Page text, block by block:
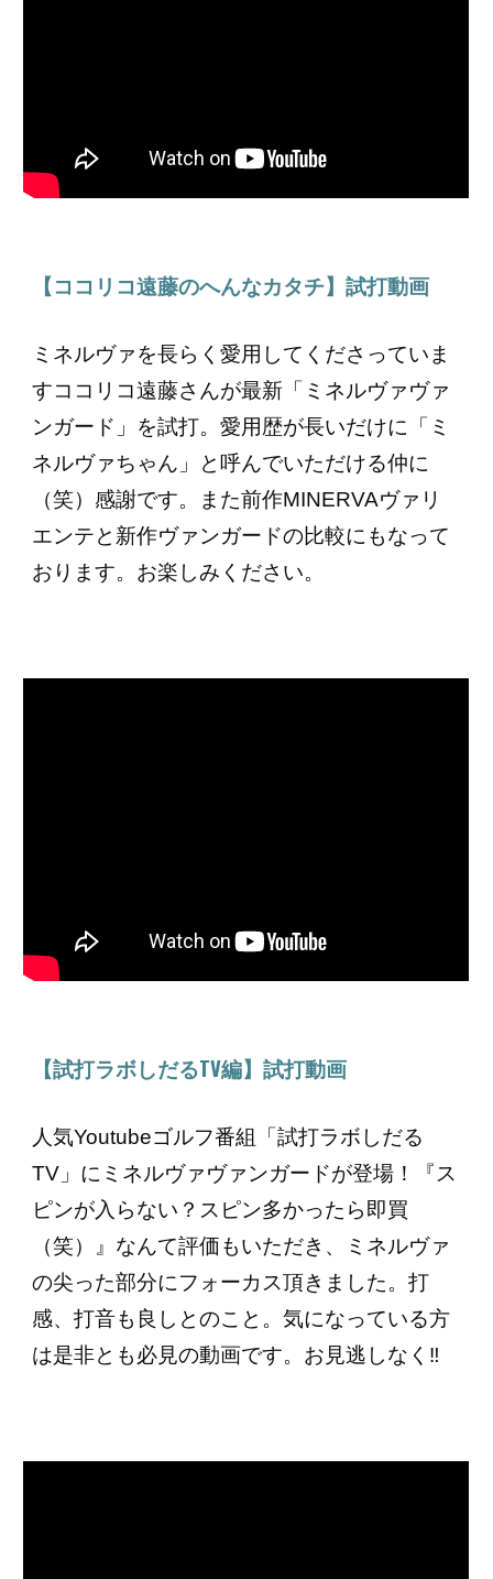
【ココリコ遠藤のへんなカタチ】試打動画
ミネルヴァを長らく愛用してくださっていま
すココリコ遠藤さんが最新「ミネルヴァヴァ
ンガード」を試打。愛用歴が長いだけに「ミ
ネルヴァちゃん」と呼んでいただける仲に
（笑）感謝です。また前作MINERVAヴァリ
エンテと新作ヴァンガードの比較にもなって
おります。お楽しみください。
【試打ラボしだるTV編】試打動画
人気Youtubeゴルフ番組「試打ラボしだる
TV」にミネルヴァヴァンガードが登場 ！『ス
ピンが入らない？スピン多かったら即買
（笑）』なんて評価もいただき、ミネルヴァ
の尖った部分にフォーカス頂きました。打
感、打音も良しとのこと。気になっている方
は是非とも必見の動画です。お見逃しなく‼